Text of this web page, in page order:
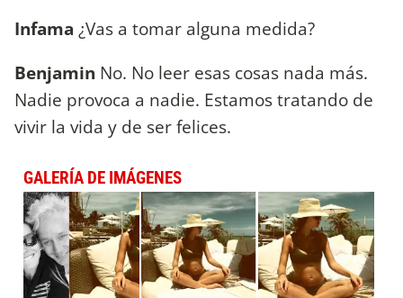
Infama ¿Vas a tomar alguna medida?
Benjamin No. No leer esas cosas nada más.
Nadie provoca a nadie. Estamos tratando de
vivir la vida y de ser felices.
GALERÍA DE IMÁGENES